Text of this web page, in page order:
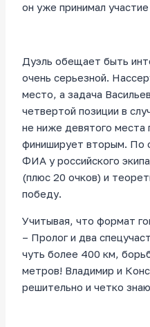
он уже принимал
Дуэль обещает быть
очень серьезной.
место, а задача
четвертой позиции в
не ниже девятого места
финиширует вторым. По
ФИА у российского
(плюс 20 очков) и
победу.
Учитывая, что формат
– Пролог и два
чуть более 400 км,
метров! Владимир и
решительно и четко